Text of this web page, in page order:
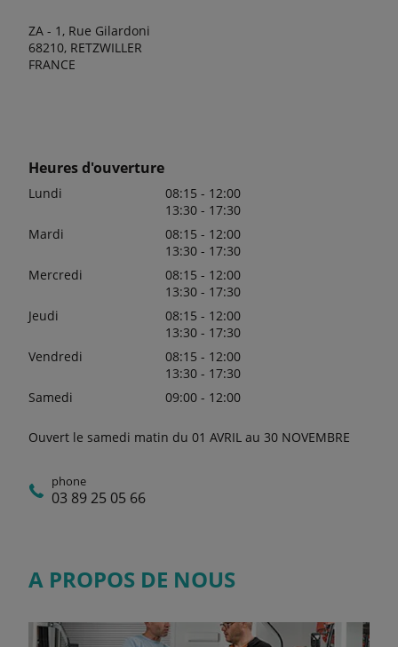
ZA - 1, Rue Gilardoni
68210, RETZWILLER
FRANCE
Heures d'ouverture
Lundi
08:15 - 12:00
13:30 - 17:30
Mardi
08:15 - 12:00
13:30 - 17:30
Mercredi
08:15 - 12:00
13:30 - 17:30
Jeudi
08:15 - 12:00
13:30 - 17:30
Vendredi
08:15 - 12:00
13:30 - 17:30
Samedi
09:00 - 12:00
Ouvert le samedi matin du 01 AVRIL au 30 NOVEMBRE
phone
03 89 25 05 66
A PROPOS DE NOUS